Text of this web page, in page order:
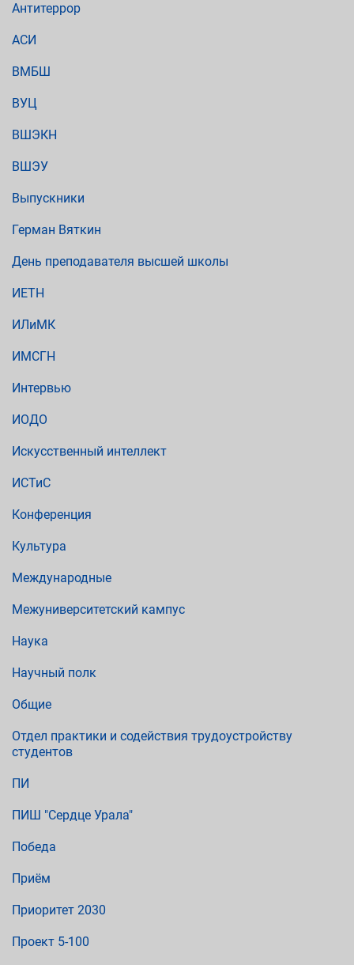
Антитеррор
АСИ
ВМБШ
ВУЦ
ВШЭКН
ВШЭУ
Выпускники
Герман Вяткин
День преподавателя высшей школы
ИЕТН
ИЛиМК
ИМСГН
Интервью
ИОДО
Искусственный интеллект
ИСТиС
Конференция
Культура
Международные
Межуниверситетский кампус
Наука
Научный полк
Общие
Отдел практики и содействия трудоустройству
студентов
ПИ
ПИШ "Сердце Урала"
Победа
Приём
Приоритет 2030
Проект 5-100